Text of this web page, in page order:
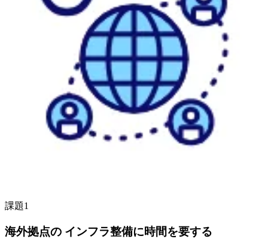
課題1
海外拠点の インフラ整備に時間を要する